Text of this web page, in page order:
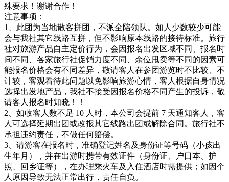
殊要求！谢谢合作！
注意事项：
1、此团为当地散客拼团，不派全陪领队。如人少数较少可能
会与我社其它线路互拼，但不影响原本线路的接待标准。旅行
社对旅游产品自主定价行为，会因报名出发区域不同、报名时
间不同、各家旅行社促销力度不同、余位甩卖等不同的因素可
能报名价格会有不同差异，敬请客人在参团游览时不比较、不
计较，客观看待此问题以免影响旅游心情，客人根据自身情况
选择出发地产品，我社不接受因报名价格不同产生的投诉，敬
请客人报名时知晓！！
2、如收客人数不足 10 人时，本公司会提前 7 天通知客人，客
人可选择延期出团或改报其它线路出团或解除合同。旅行社不
承担违约责任，不做任何赔偿。
3、请游客在报名时，准确登记姓名及身份证等号码（小孩出
生年月），并在出游时携带有效证件（身份证、户口本、护
照、回乡证等），在办理乘火车及入住酒店时需提供；如因个
人原因导致无法正常出行，责任自负。